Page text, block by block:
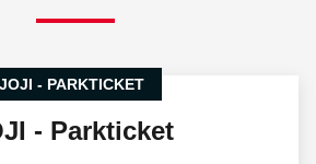
JOJI - PARKTICKET
- Parkticket